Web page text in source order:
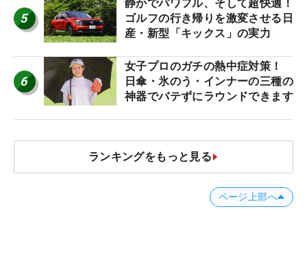
5
静かでパワフル、そして超快適！
ゴルフの行き帰りを激変させる日
産・新型「キックス」の実力
6
女子プロのガチの熱中症対策！
日傘・氷のう・インナーの三種の
神器でバテずにラウンドできます
ランキングをもっと見る
ページ上部へ